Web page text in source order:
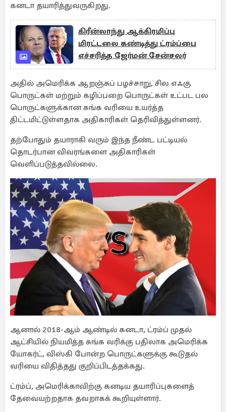
கனடா தயாரித்துவருகிறது.
கிரீன்லாந்து ஆக்கிரமிப்பு
மிரட்டலை கண்டித்து ட்ரம்ப்பை
எச்சரித்த ஜேர்மன் சேன்சலர்
அதில் அமெரிக்க ஆறஞ்சுப் பழச்சாறு, சில எஃகு
பொருட்கள் மற்றும் கழிப்பறை பொருட்கள் உட்பட பல
பொருட்களுக்கான சுங்க வரியை உயர்த்த
திட்டமிட்டுள்ளதாக அதிகாரிகள் தெரிவித்துள்ளனர்.
தற்போதும் தயாராகி வரும் இந்த நீண்ட பட்டியல்
தொடர்பான விவரங்களை அதிகாரிகள்
வெளிப்படுத்தவில்லை.
ஆனால் 2018-ஆம் ஆண்டில் கனடா, ட்ரம்ப் முதல்
ஆட்சியில் நியமித்த சுங்க வரிக்கு பதிலாக அமெரிக்க
யோகர்ட், விஸ்கி போன்ற பொருட்களுக்கு கூடுதல்
வரியை விதித்தது குறிப்பிடத்தக்கது.
ட்ரம்ப், அமெரிக்காவிற்கு கனடிய தயாரிப்புகளைத்
தேவையற்றதாக தவறாகக் கூறியுள்ளார்.